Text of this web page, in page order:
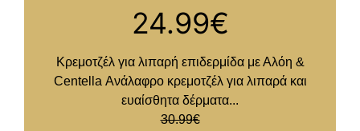
24.99€
Κρεμοτζέλ για λιπαρή επιδερμίδα με Αλόη &
Centella Ανάλαφρο κρεμοτζέλ για λιπαρά και
ευαίσθητα δέρματα...
30.99€